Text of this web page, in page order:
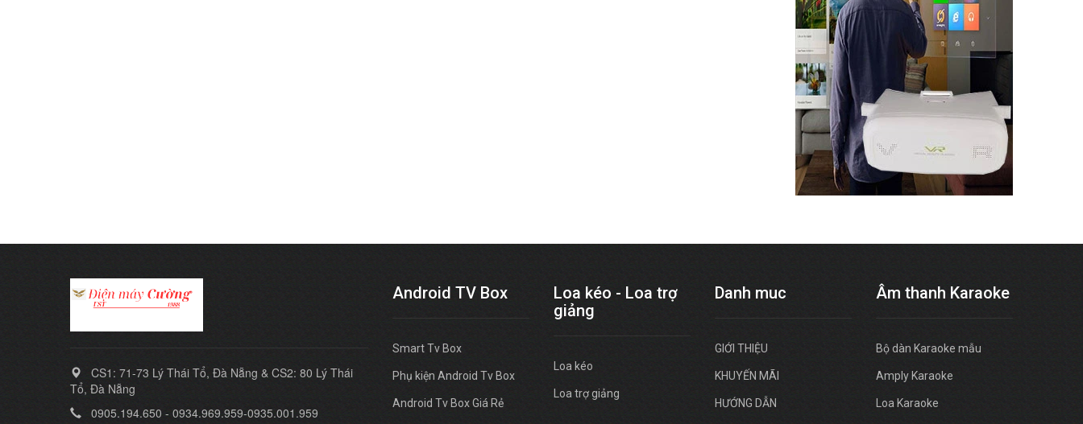
CS1: 71-73 Lý Thái Tổ, Đà Nẵng & CS2: 80 Lý Thái
Tổ, Đà Nẵng
0905.194.650 - 0934.969.959-0935.001.959
Android TV Box
Smart Tv Box
Phụ kiện Android Tv Box
Android Tv Box Giá Rẻ
Loa kéo - Loa trợ
giảng
Loa kéo
Loa trợ giảng
Danh muc
GIỚI THIỆU
KHUYẾN MÃI
HƯỚNG DẪN
Âm thanh Karaoke
Bộ dàn Karaoke mẫu
Amply Karaoke
Loa Karaoke